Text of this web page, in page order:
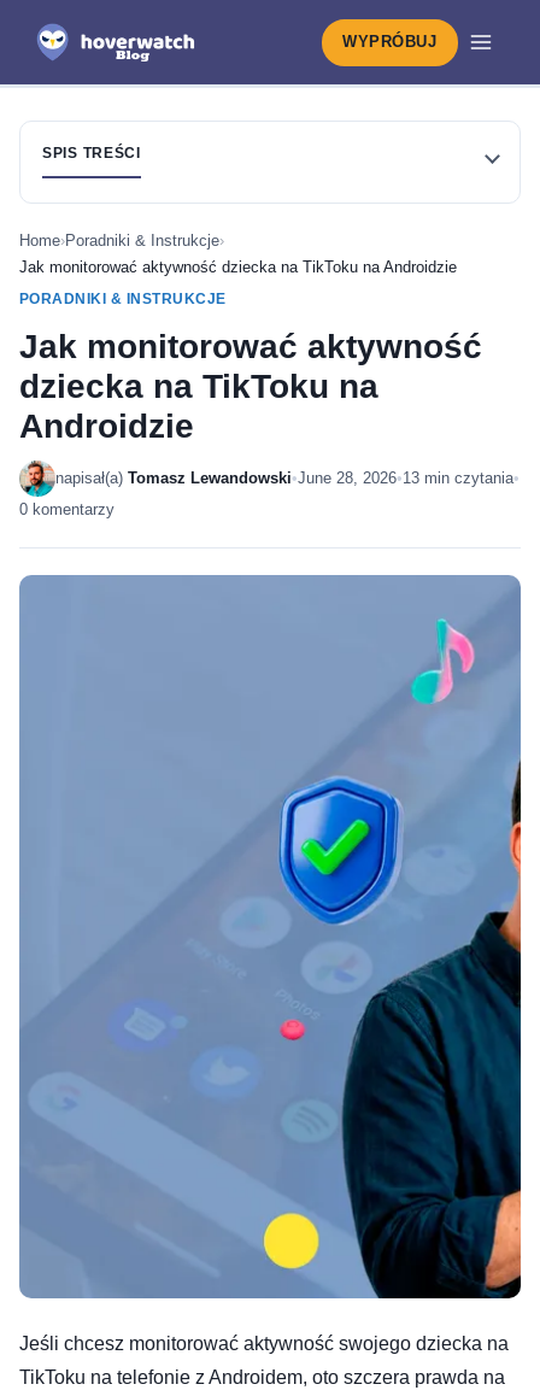
WYPRÓBUJ
SPIS TREŚCI
Home›Poradniki & Instrukcje›
Jak monitorować aktywność dziecka na TikToku na Androidzie
PORADNIKI & INSTRUKCJE
Jak monitorować aktywność
dziecka na TikToku na
Androidzie
napisał(a) Tomasz Lewandowski•June 28, 2026•13 min czytania•
0 komentarzy
Jeśli chcesz monitorować aktywność swojego dziecka na
TikToku na telefonie z Androidem, oto szczera prawda na